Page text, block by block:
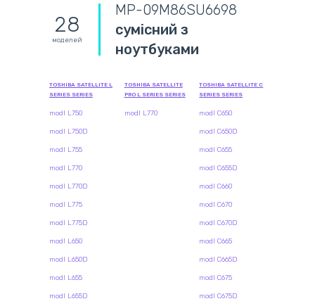
28
моделей
MP-09M86SU6698
сумісний з
ноутбуками
TOSHIBA SATELLITE L
SERIES SERIES
modl L750
modl L750D
modl L755
modl L770
modl L770D
modl L775
modl L775D
modl L650
modl L650D
modl L655
modl L655D
TOSHIBA SATELLITE
PRO L SERIES SERIES
modl L770
TOSHIBA SATELLITE C
SERIES SERIES
modl C650
modl C650D
modl C655
modl C655D
modl C660
modl C670
modl C670D
modl C665
modl C665D
modl C675
modl C675D